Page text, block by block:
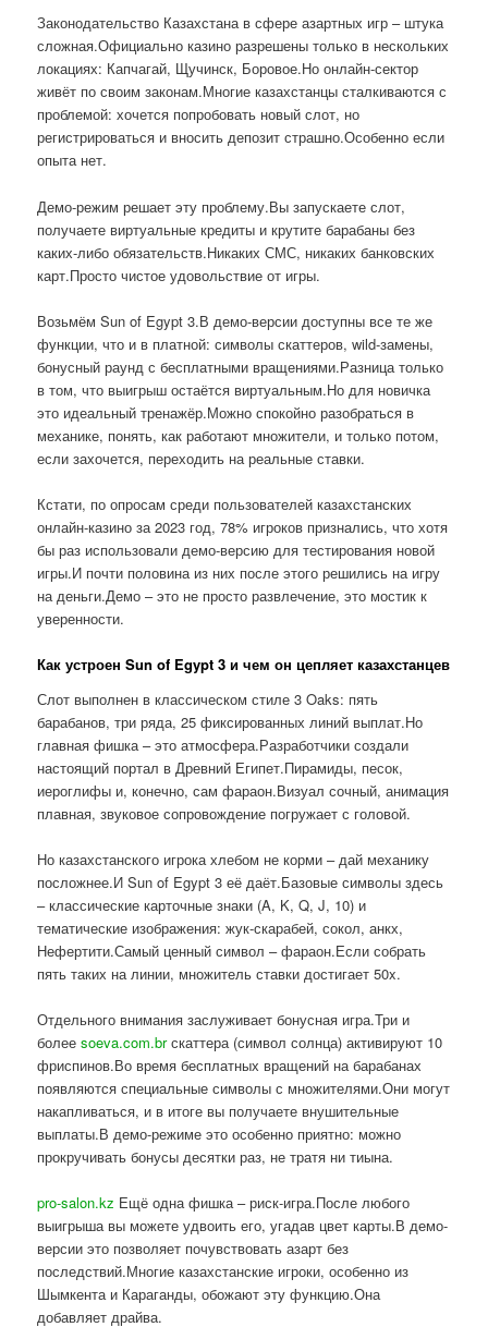
Законодательство Казахстана в сфере азартных игр – штука
сложная.Официально казино разрешены только в нескольких
локациях: Капчагай, Щучинск, Боровое.Но онлайн-сектор
живёт по своим законам.Многие казахстанцы сталкиваются с
проблемой: хочется попробовать новый слот, но
регистрироваться и вносить депозит страшно.Особенно если
опыта нет.
Демо-режим решает эту проблему.Вы запускаете слот,
получаете виртуальные кредиты и крутите барабаны без
каких-либо обязательств.Никаких СМС, никаких банковских
карт.Просто чистое удовольствие от игры.
Возьмём Sun of Egypt 3.В демо-версии доступны все те же
функции, что и в платной: символы скаттеров, wild-замены,
бонусный раунд с бесплатными вращениями.Разница только
в том, что выигрыш остаётся виртуальным.Но для новичка
это идеальный тренажёр.Можно спокойно разобраться в
механике, понять, как работают множители, и только потом,
если захочется, переходить на реальные ставки.
Кстати, по опросам среди пользователей казахстанских
онлайн-казино за 2023 год, 78% игроков признались, что хотя
бы раз использовали демо-версию для тестирования новой
игры.И почти половина из них после этого решились на игру
на деньги.Демо – это не просто развлечение, это мостик к
уверенности.
Как устроен Sun of Egypt 3 и чем он цепляет казахстанцев
Слот выполнен в классическом стиле 3 Oaks: пять
барабанов, три ряда, 25 фиксированных линий выплат.Но
главная фишка – это атмосфера.Разработчики создали
настоящий портал в Древний Египет.Пирамиды, песок,
иероглифы и, конечно, сам фараон.Визуал сочный, анимация
плавная, звуковое сопровождение погружает с головой.
Но казахстанского игрока хлебом не корми – дай механику
посложнее.И Sun of Egypt 3 её даёт.Базовые символы здесь
– классические карточные знаки (A, K, Q, J, 10) и
тематические изображения: жук-скарабей, сокол, анкх,
Нефертити.Самый ценный символ – фараон.Если собрать
пять таких на линии, множитель ставки достигает 50x.
Отдельного внимания заслуживает бонусная игра.Три и
болееsoeva.com.brскаттера (символ солнца) активируют 10
фриспинов.Во время бесплатных вращений на барабанах
появляются специальные символы с множителями.Они могут
накапливаться, и в итоге вы получаете внушительные
выплаты.В демо-режиме это особенно приятно: можно
прокручивать бонусы десятки раз, не тратя ни тиына.
pro-salon.kz Ещё одна фишка – риск-игра.После любого
выигрыша вы можете удвоить его, угадав цвет карты.В демо-
версии это позволяет почувствовать азарт без
последствий.Многие казахстанские игроки, особенно из
Шымкента и Караганды, обожают эту функцию.Она
добавляет драйва.